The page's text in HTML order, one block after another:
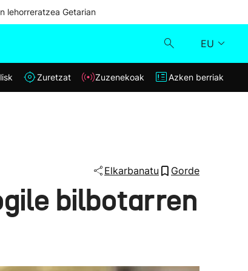
lehorreratzea Getarian
EU
Klisk
Azken berriak
Zuretzat Zuzenekoak Azken berriak
Elkarbanatu Gorde
bilbotarren